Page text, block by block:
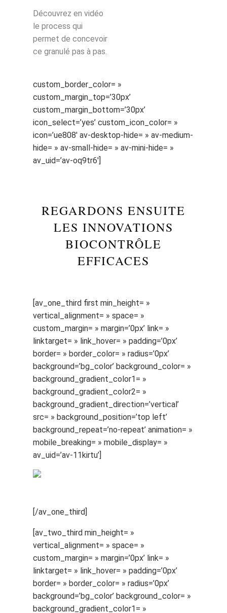
Découvrez en vidéo
le process qui
permet de concevoir
ce granulé pas à pas.
custom_border_color= »
custom_margin_top=’30px’
custom_margin_bottom=’30px’
icon_select=’yes’ custom_icon_color= »
icon=’ue808′ av-desktop-hide= » av-medium-
hide= » av-small-hide= » av-mini-hide= »
av_uid=’av-oq9tr6′]
REGARDONS ENSUITE
LES INNOVATIONS
BIOCONTRÔLE
EFFICACES
[av_one_third first min_height= »
vertical_alignment= » space= »
custom_margin= » margin=’0px’ link= »
linktarget= » link_hover= » padding=’0px’
border= » border_color= » radius=’0px’
background=’bg_color’ background_color= »
background_gradient_color1= »
background_gradient_color2= »
background_gradient_direction=’vertical’
src= » background_position=’top left’
background_repeat=’no-repeat’ animation= »
mobile_breaking= » mobile_display= »
av_uid=’av-11kirtu’]
[/av_one_third]
[av_two_third min_height= »
vertical_alignment= » space= »
custom_margin= » margin=’0px’ link= »
linktarget= » link_hover= » padding=’0px’
border= » border_color= » radius=’0px’
background=’bg_color’ background_color= »
background_gradient_color1= »